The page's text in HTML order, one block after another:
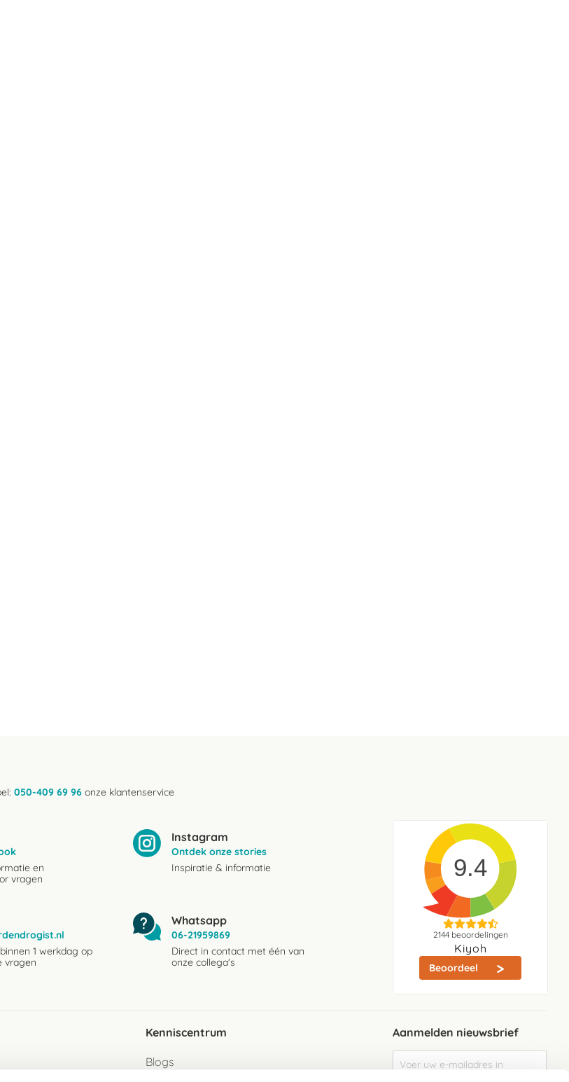
050-409 69 96 onze klantenservice
en
vragen
Instagram
Ontdek onze stories
Inspiratie & informatie
1 werkdag op
vragen
Whatsapp
06-21959869
Direct in contact met één van
onze collega's
9.4
2144beoordelingen
Kiyoh
Beoordeel
Kenniscentrum
Blogs
Aanmelden nieuwsbrief
u